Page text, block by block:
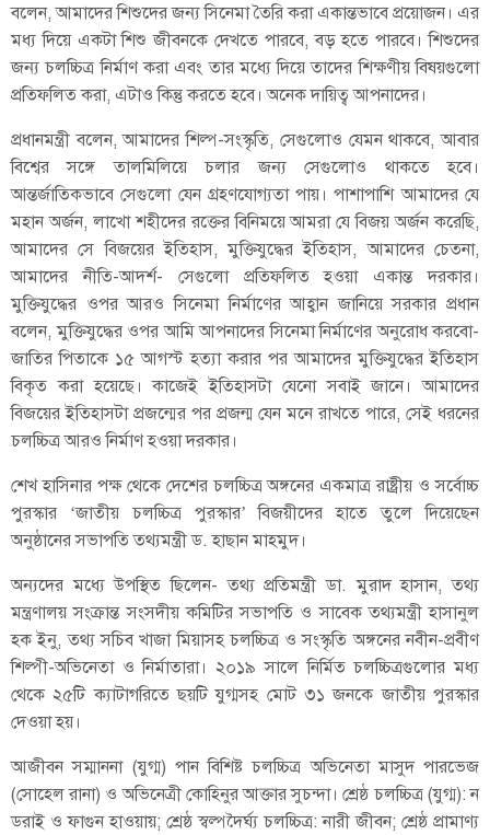
বলেন, আমাদের শিশুদের জন্য সিনেমা তৈরি করা একান্তভাবে প্রয়োজন। এর
মধ্য দিয়ে একটা শিশু জীবনকে দেখতে পারবে, বড় হতে পারবে। শিশুদের
জন্য চলচ্চিত্র নির্মাণ করা এবং তার মধ্যে দিয়ে তাদের শিক্ষণীয় বিষয়গুলো
প্রতিফলিত করা, এটাও কিন্তু করতে হবে। অনেক দায়িত্ব আপনাদের।
প্রধানমন্ত্রী বলেন, আমাদের শিল্প-সংস্কৃতি, সেগুলোও যেমন থাকবে, আবার
বিশ্বের সঙ্গে তালমিলিয়ে চলার জন্য সেগুলোও থাকতে হবে।
আন্তর্জাতিকভাবে সেগুলো যেন গ্রহণযোগ্যতা পায়। পাশাপাশি আমাদের যে
মহান অর্জন, লাখো শহীদের রক্তের বিনিময়ে আমরা যে বিজয় অর্জন করেছি,
আমাদের সে বিজয়ের ইতিহাস, মুক্তিযুদ্ধের ইতিহাস, আমাদের চেতনা,
আমাদের নীতি-আদর্শ- সেগুলো প্রতিফলিত হওয়া একান্ত দরকার।
মুক্তিযুদ্ধের ওপর আরও সিনেমা নির্মাণের আহ্বান জানিয়ে সরকার প্রধান
বলেন, মুক্তিযুদ্ধের ওপর আমি আপনাদের সিনেমা নির্মাণের অনুরোধ করবো-
জাতির পিতাকে ১৫ আগস্ট হত্যা করার পর আমাদের মুক্তিযুদ্ধের ইতিহাস
বিকৃত করা হয়েছে। কাজেই ইতিহাসটা যেনো সবাই জানে। আমাদের
বিজয়ের ইতিহাসটা প্রজন্মের পর প্রজন্ম যেন মনে রাখতে পারে, সেই ধরনের
চলচ্চিত্র আরও নির্মাণ হওয়া দরকার।
শেখ হাসিনার পক্ষ থেকে দেশের চলচ্চিত্র অঙ্গনের একমাত্র রাষ্ট্রীয় ও সর্বোচ্চ
পুরস্কার ‘জাতীয় চলচ্চিত্র পুরস্কার’ বিজয়ীদের হাতে তুলে দিয়েছেন
অনুষ্ঠানের সভাপতি তথ্যমন্ত্রী ড. হাছান মাহমুদ।
অন্যদের মধ্যে উপস্থিত ছিলেন- তথ্য প্রতিমন্ত্রী ডা. মুরাদ হাসান, তথ্য
মন্ত্রণালয় সংক্রান্ত সংসদীয় কমিটির সভাপতি ও সাবেক তথ্যমন্ত্রী হাসানুল
হক ইনু, তথ্য সচিব খাজা মিয়াসহ চলচ্চিত্র ও সংস্কৃতি অঙ্গনের নবীন-প্রবীণ
শিল্পী-অভিনেতা ও নির্মাতারা। ২০১৯ সালে নির্মিত চলচ্চিত্রগুলোর মধ্য
থেকে ২৫টি ক্যাটাগরিতে ছয়টি যুগ্মসহ মোট ৩১ জনকে জাতীয় পুরস্কার
দেওয়া হয়।
আজীবন সম্মাননা (যুগ্ম) পান বিশিষ্ট চলচ্চিত্র অভিনেতা মাসুদ পারভেজ
(সোহেল রানা) ও অভিনেত্রী কোহিনুর আক্তার সুচন্দা। শ্রেষ্ঠ চলচ্চিত্র (যুগ্ম): ন
ডরাই ও ফাগুন হাওয়ায়; শ্রেষ্ঠ স্বল্পদৈর্ঘ্য চলচ্চিত্র: নারী জীবন; শ্রেষ্ঠ প্রামাণ্য